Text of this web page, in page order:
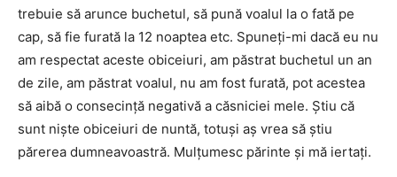
trebuie să arunce buchetul, să pună voalul la o fată pe
cap, să fie furată la 12 noaptea etc. Spuneţi-mi dacă eu nu
am respectat aceste obiceiuri, am păstrat buchetul un an
de zile, am păstrat voalul, nu am fost furată, pot acestea
să aibă o consecinţă negativă a căsniciei mele. Ştiu că
sunt nişte obiceiuri de nuntă, totuşi aş vrea să ştiu
părerea dumneavoastră. Mulţumesc părinte şi mă iertaţi.